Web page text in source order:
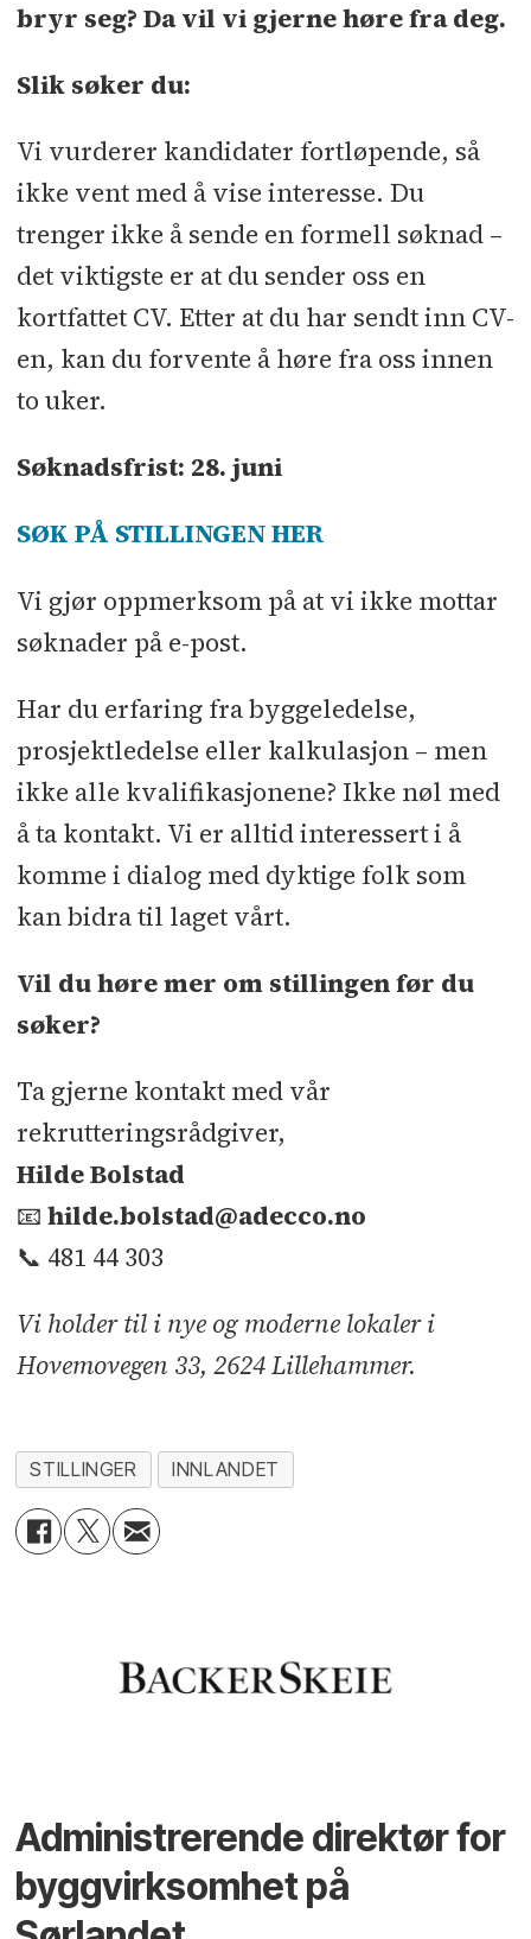
bryr seg? Da vil vi gjerne høre fra deg.
Slik søker du:
Vi vurderer kandidater fortløpende, så
ikke vent med å vise interesse. Du
trenger ikke å sende en formell søknad –
det viktigste er at du sender oss en
kortfattet CV. Etter at du har sendt inn CV-
en, kan du forvente å høre fra oss innen
to uker.
Søknadsfrist: 28. juni
SØK PÅ STILLINGEN HER
Vi gjør oppmerksom på at vi ikke mottar
søknader på e-post.
Har du erfaring fra byggeledelse,
prosjektledelse eller kalkulasjon – men
ikke alle kvalifikasjonene? Ikke nøl med
å ta kontakt. Vi er alltid interessert i å
komme i dialog med dyktige folk som
kan bidra til laget vårt.
Vil du høre mer om stillingen før du
søker?
Ta gjerne kontakt med vår
rekrutteringsrådgiver,
Hilde Bolstad
📧 hilde.bolstad@adecco.no
📞 481 44 303
Vi holder til i nye og moderne lokaler i
Hovemovegen 33, 2624 Lillehammer.
STILLINGER INNLANDET
Administrerende direktør for
byggvirksomhet på